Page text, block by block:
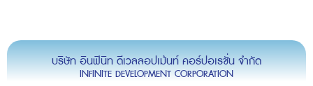
บริษัท อินฟินิท ดีเวลลอปเม้นท์ คอร์ปอเรชั่น จำกัด
INFINITE DEVELOPMENT CORPORATION